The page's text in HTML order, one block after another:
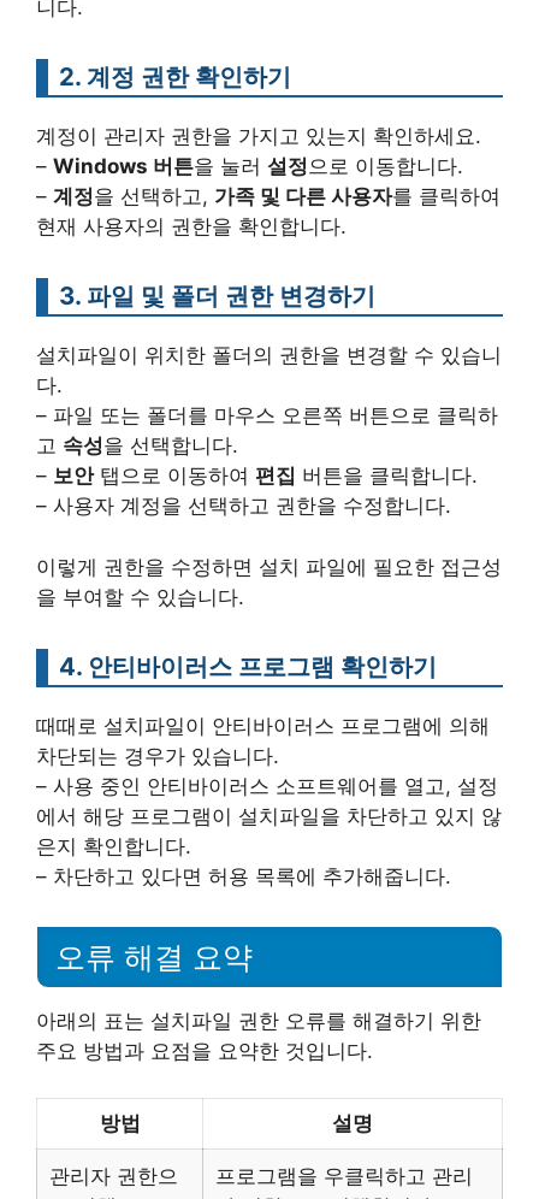
니다.
2. 계정 권한 확인하기
계정이 관리자 권한을 가지고 있는지 확인하세요.
– Windows 버튼을 눌러 설정으로 이동합니다.
– 계정을 선택하고, 가족 및 다른 사용자를 클릭하여
현재 사용자의 권한을 확인합니다.
3. 파일 및 폴더 권한 변경하기
설치파일이 위치한 폴더의 권한을 변경할 수 있습니
다.
– 파일 또는 폴더를 마우스 오른쪽 버튼으로 클릭하
고 속성을 선택합니다.
– 보안탭으로 이동하여 편집 버튼을 클릭합니다.
– 사용자 계정을 선택하고 권한을 수정합니다.
이렇게 권한을 수정하면 설치 파일에 필요한 접근성
을 부여할 수 있습니다.
4. 안티바이러스 프로그램 확인하기
때때로 설치파일이 안티바이러스 프로그램에 의해
차단되는 경우가 있습니다.
– 사용 중인 안티바이러스 소프트웨어를 열고, 설정
에서 해당 프로그램이 설치파일을 차단하고 있지 않
은지 확인합니다.
– 차단하고 있다면 허용 목록에 추가해줍니다.
오류 해결 요약
아래의 표는 설치파일 권한 오류를 해결하기 위한
주요 방법과 요점을 요약한 것입니다.
방법 설명
관리자 권한으
프로그램을 우클릭하고 관리